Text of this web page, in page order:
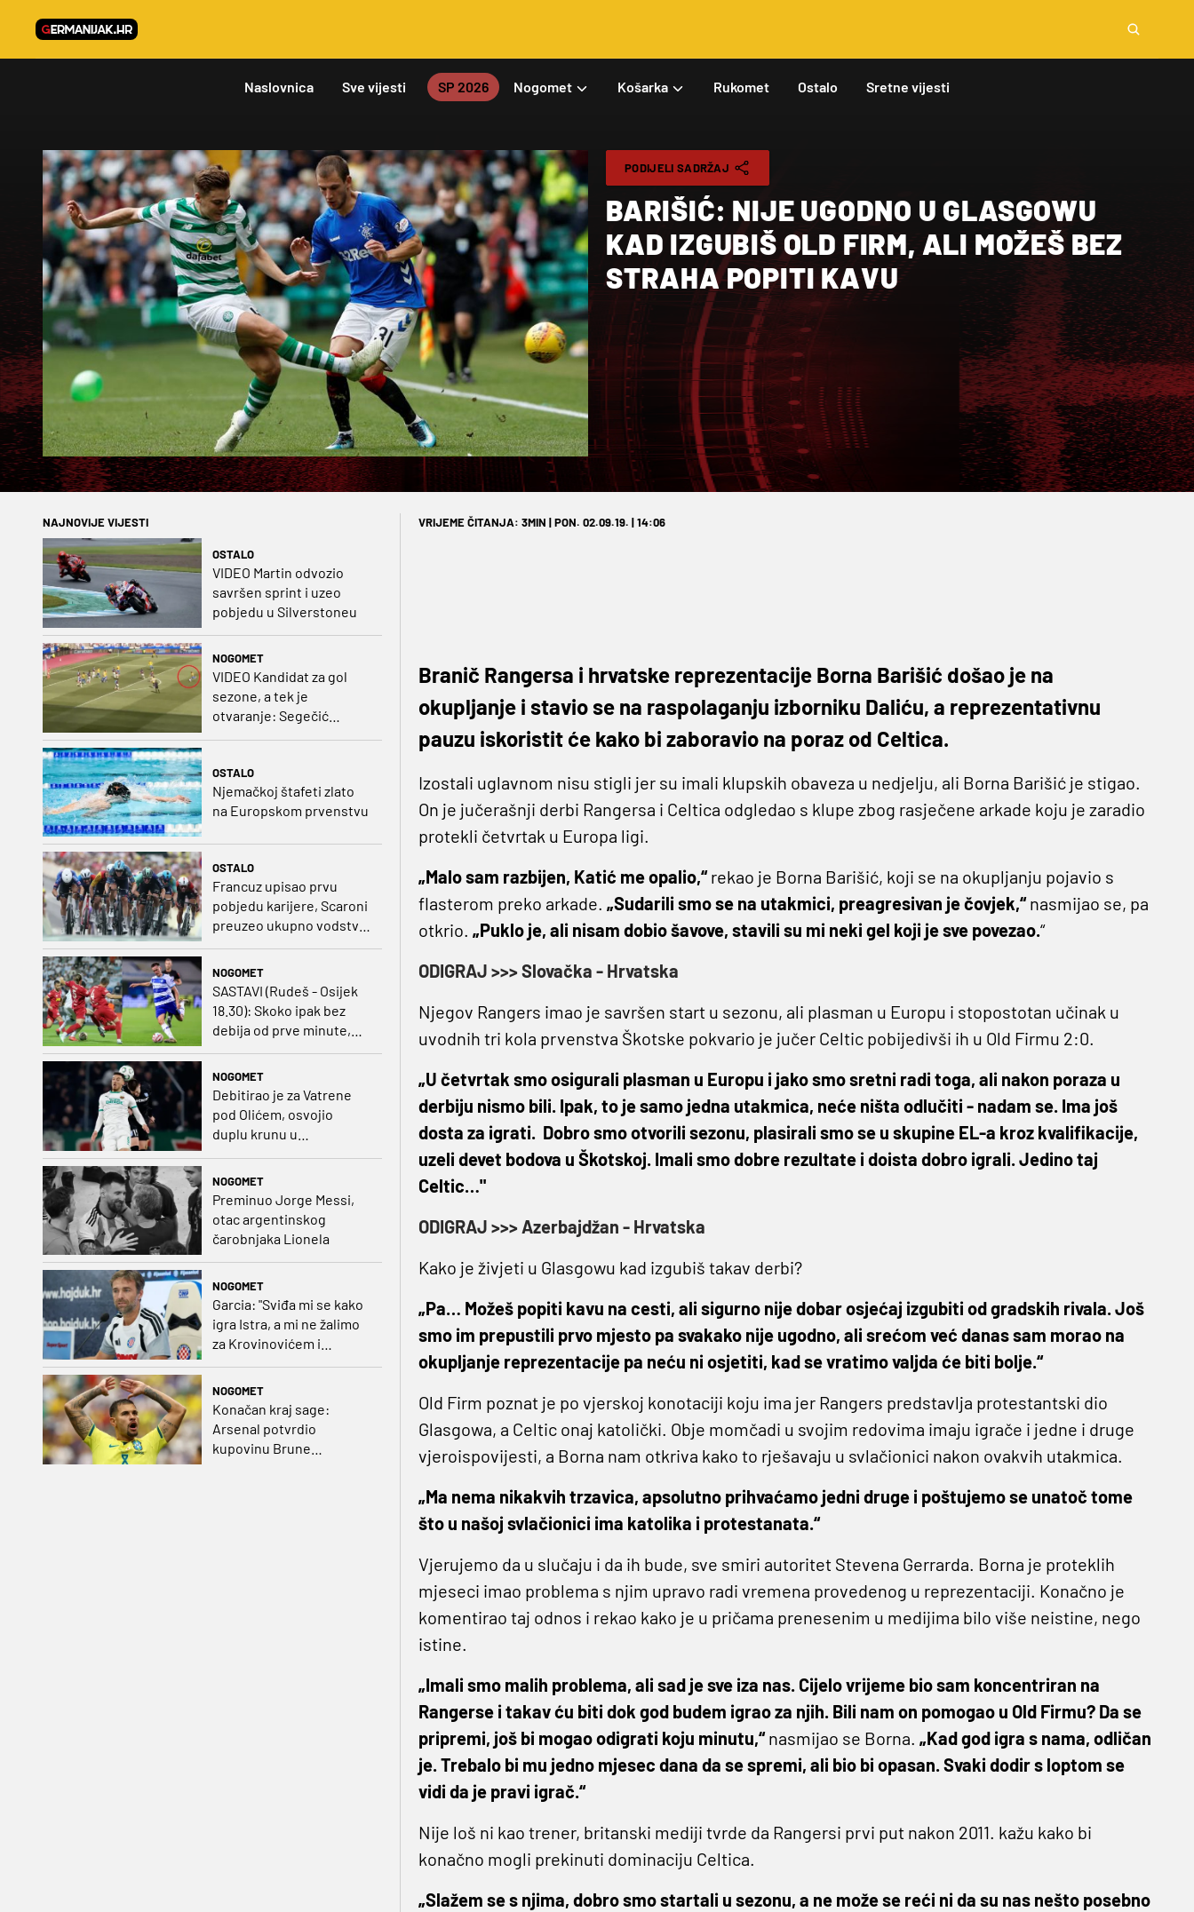
Naslovnica Sve vijesti SP 2026 Nogomet Košarka Rukomet Ostalo Sretne vijesti
PODIJELI SADRŽAJ
BARIŠIĆ: NIJE UGODNO U GLASGOWU
KAD IZGUBIŠ OLD FIRM, ALI MOŽEŠ BEZ
STRAHA POPITI KAVU
NAJNOVIJE VIJESTI
OSTALO
VIDEO Martin odvozio
savršen sprint i uzeo
pobjedu u Silverstoneu
NOGOMET
VIDEO Kandidat za gol
sezone, a tek je
otvaranje: Segečić
OSTALO
Njemačkoj štafeti zlato
na Europskom prvenstvu
OSTALO
Francuz upisao prvu
pobjedu karijere, Scaroni
preuzeo ukupno vodstvo
u Poljskoj
NOGOMET
SASTAVI (Rudeš - Osijek
18.30): Skoko ipak bez
debija od prve minute,
prvo kolo
NOGOMET
Debitirao je za Vatrene
pod Olićem, osvojio
duplu krunu u
NOGOMET
Preminuo Jorge Messi,
otac argentinskog
čarobnjaka Lionela
NOGOMET
Garcia: "Sviđa mi se kako
igra Istra, a mi ne žalimo
za Krovinovićem i
NOGOMET
Konačan kraj sage:
Arsenal potvrdio
kupovinu Brune
VRIJEME ČITANJA: 3MIN | PON. 02.09.19. | 14:06
Branič Rangersa i hrvatske reprezentacije Borna Barišić došao je na
okupljanje i stavio se na raspolaganju izborniku Daliću, a reprezentativnu
pauzu iskoristit će kako bi zaboravio na poraz od Celtica.
Izostali uglavnom nisu stigli jer su imali klupskih obaveza u nedjelju, ali Borna Barišić je stigao.
On je jučerašnji derbi Rangersa i Celtica odgledao s klupe zbog rasječene arkade koju je zaradio
protekli četvrtak u Europa ligi.
„Malo sam razbijen, Katić me opalio,“rekao je Borna Barišić, koji se na okupljanju pojavio s
flasterom preko arkade. „Sudarili smo se na utakmici, preagresivan je čovjek,“nasmijao se, pa
otkrio. „Puklo je, ali nisam dobio šavove, stavili su mi neki gel koji je sve povezao.“
ODIGRAJ >>> Slovačka - Hrvatska
Njegov Rangers imao je savršen start u sezonu, ali plasman u Europu i stopostotan učinak u
uvodnih tri kola prvenstva Škotske pokvario je jučer Celtic pobijedivši ih u Old Firmu 2:0.
„U četvrtak smo osigurali plasman u Europu i jako smo sretni radi toga, ali nakon poraza u
derbiju nismo bili. Ipak, to je samo jedna utakmica, neće ništa odlučiti - nadam se. Ima još
dosta za igrati. Dobro smo otvorili sezonu, plasirali smo se u skupine EL-a kroz kvalifikacije,
uzeli devet bodova u Škotskoj. Imali smo dobre rezultate i doista dobro igrali. Jedino taj
Celtic…"
ODIGRAJ >>> Azerbajdžan - Hrvatska
Kako je živjeti u Glasgowu kad izgubiš takav derbi?
„Pa… Možeš popiti kavu na cesti, ali sigurno nije dobar osjećaj izgubiti od gradskih rivala. Još
smo im prepustili prvo mjesto pa svakako nije ugodno, ali srećom već danas sam morao na
okupljanje reprezentacije pa neću ni osjetiti, kad se vratimo valjda će biti bolje.“
Old Firm poznat je po vjerskoj konotaciji koju ima jer Rangers predstavlja protestantski dio
Glasgowa, a Celtic onaj katolički. Obje momčadi u svojim redovima imaju igrače i jedne i druge
vjeroispovijesti, a Borna nam otkriva kako to rješavaju u svlačionici nakon ovakvih utakmica.
„Ma nema nikakvih trzavica, apsolutno prihvaćamo jedni druge i poštujemo se unatoč tome
što u našoj svlačionici ima katolika i protestanata.“
Vjerujemo da u slučaju i da ih bude, sve smiri autoritet Stevena Gerrarda. Borna je proteklih
mjeseci imao problema s njim upravo radi vremena provedenog u reprezentaciji. Konačno je
komentirao taj odnos i rekao kako je u pričama prenesenim u medijima bilo više neistine, nego
istine.
„Imali smo malih problema, ali sad je sve iza nas. Cijelo vrijeme bio sam koncentriran na
Rangerse i takav ću biti dok god budem igrao za njih. Bili nam on pomogao u Old Firmu? Da se
pripremi, još bi mogao odigrati koju minutu,“nasmijao se Borna. „Kad god igra s nama, odličan
je. Trebalo bi mu jedno mjesec dana da se spremi, ali bio bi opasan. Svaki dodir s loptom se
vidi da je pravi igrač.“
Nije loš ni kao trener, britanski mediji tvrde da Rangersi prvi put nakon 2011. kažu kako bi
konačno mogli prekinuti dominaciju Celtica.
„Slažem se s njima, dobro smo startali u sezonu, a ne može se reći ni da su nas nešto posebno